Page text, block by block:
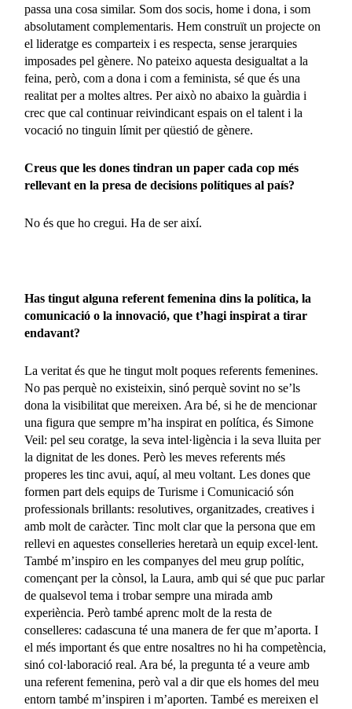
passa una cosa similar. Som dos socis, home i dona, i som
absolutament complementaris. Hem construït un projecte on
el lideratge es comparteix i es respecta, sense jerarquies
imposades pel gènere. No pateixo aquesta desigualtat a la
feina, però, com a dona i com a feminista, sé que és una
realitat per a moltes altres. Per això no abaixo la guàrdia i
crec que cal continuar reivindicant espais on el talent i la
vocació no tinguin límit per qüestió de gènere.
Creus que les dones tindran un paper cada cop més
rellevant en la presa de decisions polítiques al país?
No és que ho cregui. Ha de ser així.
Has tingut alguna referent femenina dins la política, la
comunicació o la innovació, que t’hagi inspirat a tirar
endavant?
La veritat és que he tingut molt poques referents femenines.
No pas perquè no existeixin, sinó perquè sovint no se’ls
dona la visibilitat que mereixen. Ara bé, si he de mencionar
una figura que sempre m’ha inspirat en política, és Simone
Veil: pel seu coratge, la seva intel·ligència i la seva lluita per
la dignitat de les dones. Però les meves referents més
properes les tinc avui, aquí, al meu voltant. Les dones que
formen part dels equips de Turisme i Comunicació són
professionals brillants: resolutives, organitzades, creatives i
amb molt de caràcter. Tinc molt clar que la persona que em
rellevi en aquestes conselleries heretarà un equip excel·lent.
També m’inspiro en les companyes del meu grup polític,
començant per la cònsol, la Laura, amb qui sé que puc parlar
de qualsevol tema i trobar sempre una mirada amb
experiència. Però també aprenc molt de la resta de
conselleres: cadascuna té una manera de fer que m’aporta. I
el més important és que entre nosaltres no hi ha competència,
sinó col·laboració real. Ara bé, la pregunta té a veure amb
una referent femenina, però val a dir que els homes del meu
entorn també m’inspiren i m’aporten. També es mereixen el